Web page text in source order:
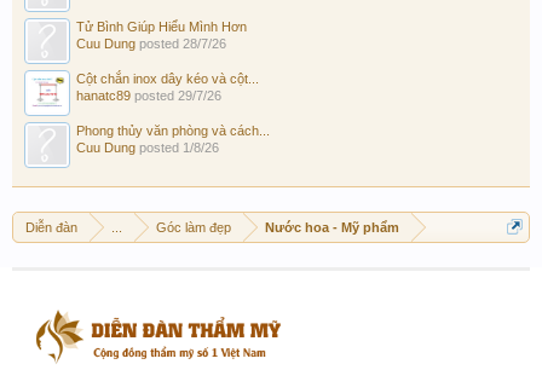
Tử Bình Giúp Hiểu Mình Hơn
Cuu Dung posted 28/7/26
Cột chắn inox dây kéo và cột...
hanatc89 posted 29/7/26
Phong thủy văn phòng và cách...
Cuu Dung posted 1/8/26
Diễn đàn Góc làm đẹp Nước hoa - Mỹ phẩm